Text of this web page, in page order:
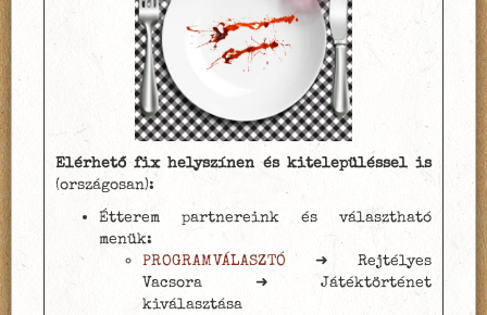
Elérhető fix helyszínen és kitelepüléssel is
(országosan):
Étterem partnereink és választható
menük:
PROGRAMVÁLASZTÓ ➜ Rejtélyes
Vacsora ➜ Játéktörténet
kiválasztása